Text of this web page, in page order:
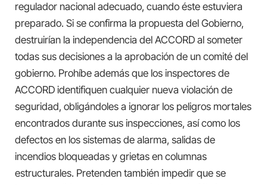
regulador nacional adecuado, cuando éste estuviera
preparado. Si se confirma la propuesta del Gobierno,
destruirían la independencia del ACCORD al someter
todas sus decisiones a la aprobación de un comité del
gobierno. Prohíbe además que los inspectores de
ACCORD identifiquen cualquier nueva violación de
seguridad, obligándoles a ignorar los peligros mortales
encontrados durante sus inspecciones, así como los
defectos en los sistemas de alarma, salidas de
incendios bloqueadas y grietas en columnas
estructurales. Pretenden también impedir que se